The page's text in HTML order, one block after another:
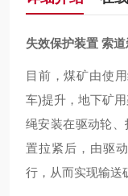
失效保护装置 索
目前，煤矿由使
车)提升，地下矿
绳安装在驱动轮
置拉紧后，由驱
行，从而实现输送